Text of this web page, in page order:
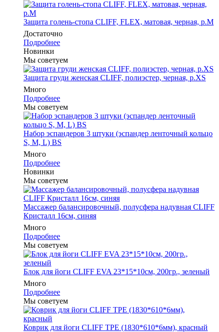
Защита голень-стопа CLIFF, FLEX, матовая, черная, р.M
Достаточно
Подробнее
Новинки
Мы советуем
Защита груди женская CLIFF, полиэстер, черная, р.XS
Много
Подробнее
Мы советуем
Набор эспандеров 3 штуки (эспандер ленточный кольцо
S, M, L) BS
Много
Подробнее
Новинки
Мы советуем
Массажер балансировочный, полусфера надувная CLIFF
Кристалл 16см, синяя
Много
Подробнее
Мы советуем
Блок для йоги CLIFF EVA 23*15*10см, 200гр., зеленый
Много
Подробнее
Мы советуем
Коврик для йоги CLIFF TPE (1830*610*6мм), красный